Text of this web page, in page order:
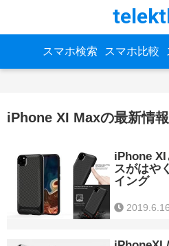
スマホ検索 スマホ比較
iPhone XI Maxの最新情
iPhone
スがはや
イング
2019.6.16